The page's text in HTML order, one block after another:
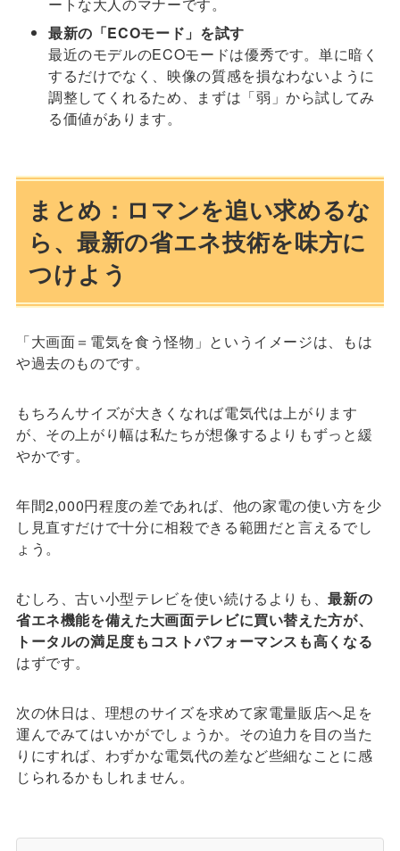
ートな大人のマナーです。
最新の「ECOモード」を試す
最近のモデルのECOモードは優秀です。単に暗く
するだけでなく、映像の質感を損なわないように
調整してくれるため、まずは「弱」から試してみ
る価値があります。
まとめ：ロマンを追い求めるな
ら、最新の省エネ技術を味方に
つけよう
「大画面＝電気を食う怪物」というイメージは、もは
や過去のものです。
もちろんサイズが大きくなれば電気代は上がります
が、その上がり幅は私たちが想像するよりもずっと緩
やかです。
年間2,000円程度の差であれば、他の家電の使い方を少
し見直すだけで十分に相殺できる範囲だと言えるでし
ょう。
むしろ、古い小型テレビを使い続けるよりも、最新の
省エネ機能を備えた大画面テレビに買い替えた方が、
トータルの満足度もコストパフォーマンスも高くなる
はずです。
次の休日は、理想のサイズを求めて家電量販店へ足を
運んでみてはいかがでしょうか。その迫力を目の当た
りにすれば、わずかな電気代の差など些細なことに感
じられるかもしれません。